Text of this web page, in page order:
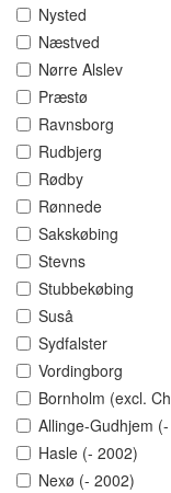
Nysted
Næstved
Nørre Alslev
Præstø
Ravnsborg
Rudbjerg
Rødby
Rønnede
Sakskøbing
Stevns
Stubbekøbing
Suså
Sydfalster
Vordingborg
Bornholm (excl.
Allinge-Gudhjem
Hasle (- 2002)
Nexø (- 2002)